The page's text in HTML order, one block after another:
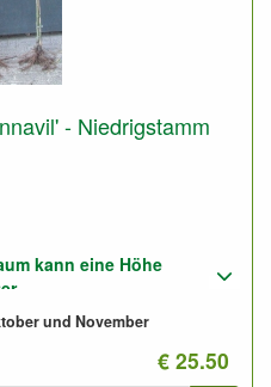
- Niedrigstamm
kann eine Höhe
Boden.
und November
€ 25.50